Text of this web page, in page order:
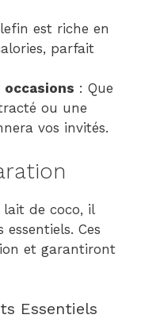
est riche en
parfait
: Que
ou une
vos invités.
de coco, il
Ces
et garantiront
Essentiels